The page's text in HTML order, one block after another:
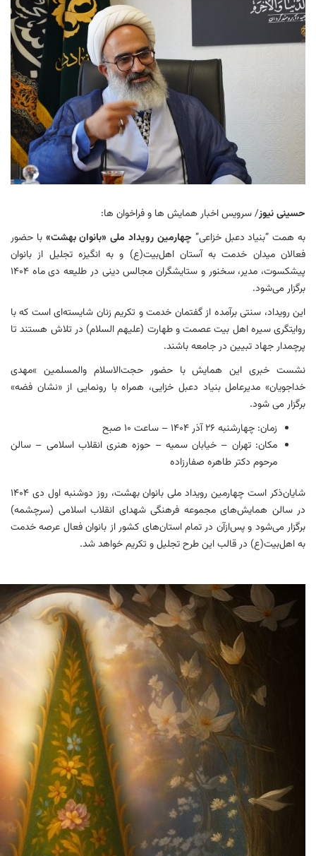
حسینی نیوز/ سرویس اخبار همایش ها و فراخوان ها:
به همت “بنیاد دعبل خزاعی” چهارمین رویداد ملی «بانوان بهشت» با حضور
فعالان میدان خدمت به آستان اهل‌بیت(ع) و به انگیزه تجلیل از بانوان
پیشکسوت، مدیر، سخنور و ستایشگران مجالس دینی در طلیعه دی ماه ۱۴۰۴
برگزار می‌شود.
این رویداد، سنتی برآمده از گفتمان خدمت و تکریم زنان شایسته‌ای است که با
روایتگری سیره اهل بیت عصمت و طهارت (علیهم‌ السلام) در تلاش هستند تا
پرچمدار جهاد تبیین در جامعه باشند.
نشست خبری این همایش با حضور حجت‌الاسلام‌ والمسلمین »مهدی
خداجویان» مدیرعامل بنیاد دعبل خزایی، همراه با رونمایی از «نشان فضه»
برگزار می شود.
زمان: چهارشنبه ۲۶ آذر ۱۴۰۴ – ساعت ۱۰ صبح
مکان: تهران – خیابان سمیه – حوزه هنری انقلاب اسلامی – سالن
مرحوم دکتر طاهره صفارزاده
شایان‌ذکر است چهارمین رویداد ملی بانوان بهشت، روز دوشنبه اول دی ۱۴۰۴
در سالن همایش‌های مجموعه فرهنگی شهدای انقلاب اسلامی (سرچشمه)
برگزار می‌شود و پس‌ازآن در تمام استان‌های کشور از بانوان فعال عرصه خدمت
به اهل‌بیت(ع) در قالب این طرح تجلیل و تکریم خواهد شد.